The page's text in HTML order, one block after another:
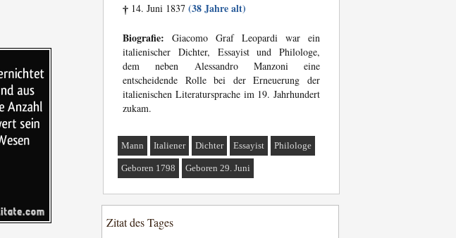
† 14. Juni 1837 (38 Jahre alt)
Biografie: Giacomo Graf Leopardi war ein
italienischer Dichter, Essayist und Philologe,
dem neben Alessandro Manzoni eine
entscheidende Rolle bei der Erneuerung der
italienischen Literatursprache im 19. Jahrhundert
zukam.
Mann Italiener Dichter Essayist Philologe
Geboren 1798 Geboren 29. Juni
Zitat des Tages